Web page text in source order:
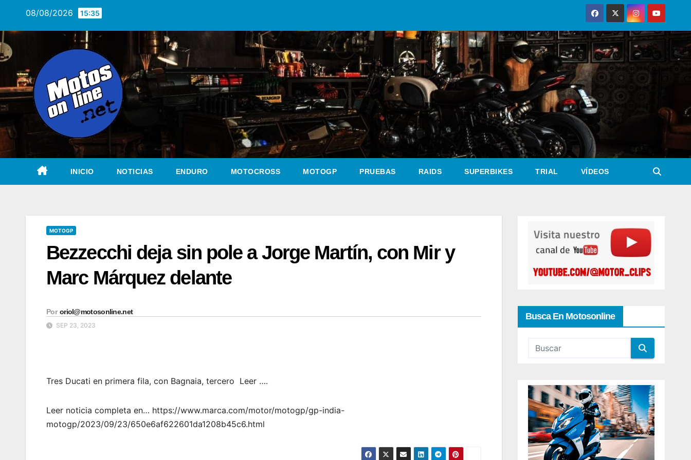
contenido
08/08/2026 15:35
INICIO NOTICIAS ENDURO MOTOCROSS MOTOGP PRUEBAS RAIDS SUPERBIKES TRIAL VÍDEOS
MOTOGP
Bezzecchi deja sin pole a Jorge Martín, con Mir y
Marc Márquez delante
Por oriol@motosonline.net
SEP 23, 2023
Tres Ducati en primera fila, con Bagnaia, tercero Leer ….
Leer noticia completa en… https://www.marca.com/motor/motogp/gp-india-
motogp/2023/09/23/650e6af622601da1208b45c6.html
Busca En Motosonline